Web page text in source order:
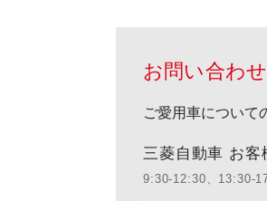
お問い合わ
ご愛用車について
三菱自動車 お客
9:30-12:30、13:30-